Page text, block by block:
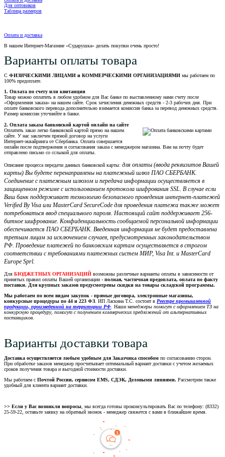
Для оптовиков
Таблица размеров
Оплата и доставка
В нашем Интернет-Магазине «Сударушка» делать покупки очень просто!
Варианты оплаты товара
С ФИЗИЧЕСКИМИ ЛИЦАМИ и КОММЕРЧЕСКИМИ ОРГАНИЗАЦИЯМИ мы работаем по
100% предоплате.
1. Оплата по счету или квитанции
Товар можно оплатить в любом удобном для Вас банке по выставленному нами счету после
«Оформления заказа» на нашем сайте. Срок зачисления денежных средств - 2-3 рабочих дня. При
оплате банковского перевода дополнительно взимается комиссия банка за перевод денежных средств.
Размер комиссии уточняйте в банке.
2. Оплата заказа банковской картой онлайн на сайте
Оплатить заказ легко банковской картой прямо на нашем
сайте. У нас заключен прямой договор на услуги
Интернет-эквайринга от Сбербанка. Оплата совершается
онлайн после подтвержения и согласования заказа с менеджером магазина. Вам на почту будет
отправлено письмо со сслыкой для оплаты.
Описание процесса передачи данных банковской карты: для оплаты (ввода реквизитов Вашей
карты) Вы будете перенаправлены на платежный шлюз ПАО СБЕРБАНК.
Соединение с платежным шлюзом и передача информации осуществляется в
защищенном режиме с использованием протокола шифрования SSL. В случае если
Ваш банк поддерживает технологию безопасного проведения интернет-платежей
Verified By Visa или MasterCard SecureCode для проведения платежа также может
потребоваться ввод специального пароля. Настоящий сайт поддерживает 256-
битное шифрование. Конфиденциальность сообщаемой персональной информации
обеспечивается ПАО СБЕРБАНК. Введенная информация не будет предоставлена
третьим лицам за исключением случаев, предусмотренных законодательством
РФ. Проведение платежей по банковским картам осуществляется в строгом
соответствии с требованиями платежных систем МИР, Visa Int. и MasterCard
Europe Sprl.
Для БЮДЖЕТНЫХ ОРГАНИЗАЦИЙ возможны различные варианты оплаты в зависимости от
принятых правил оплаты Вашей организации - полная, частичная предоплата, оплата по факту
поставки. Для крупных заказов предусмотрены скидки на товары складской программы.
Мы работаем по всем видам закупок - прямые договора, электронные магазины,
конкурсные процедуры по 44 и 223 ФЗ . ИП Ласкина Т.С. состоит в Реестре промышленной
продукции, произведенной на территории РФ . Наши менеджеры помогут с оформлением ТЗ на
конкурсную процедуру, помогут с получением коммерческих предложений от альтернативных
поставщиков.
Варианты доставки товара
Доставка осуществляется любым удобным для Заказчика способом по согласованию сторон.
При обработке заказов менеджер просчитывает оптимальный вариант доставки с учетом желаемых
сроков получения товара и выгодной стоимости доставки.
Мы работаем с Почтой России, сервисом EMS, СДЭК, Деловыми линиями. Рассмотрим также
удобный для клиента вариант доставки.
>> Если у Вас возникли вопросы , мы всегда готовы проконсультировать Вас по телефону: (8332)
25-59-22, оставьте заявку на обратный звонок - менеджер свяжется с вами в ближайшее время.